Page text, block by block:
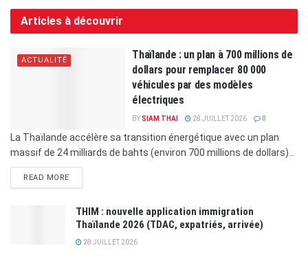
Articles à découvrir
ACTUALITÉ
Thaïlande : un plan à 700 millions de
dollars pour remplacer 80 000
véhicules par des modèles
électriques
BYSIAM THAI 28 JUILLET 2026 0
La Thaïlande accélère sa transition énergétique avec un plan
massif de 24 milliards de bahts (environ 700 millions de dollars)...
READ MORE
THIM : nouvelle application immigration
Thaïlande 2026 (TDAC, expatriés, arrivée)
28 JUILLET 2026